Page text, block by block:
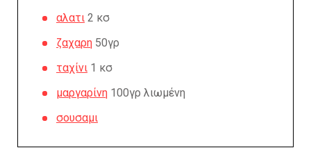
αλατι 2 κσ
ζαχαρη 50γρ
ταχίνι 1 κσ
μαργαρίνη 100γρ λιωμένη
σουσαμι